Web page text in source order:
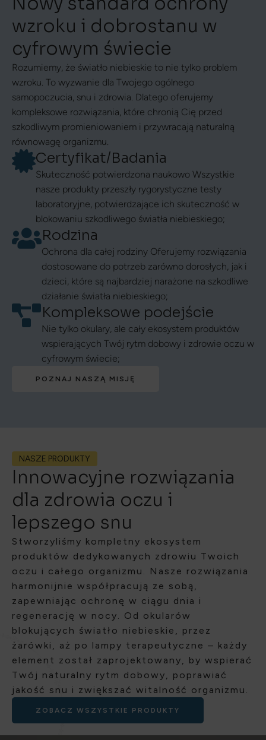
wzroku i dobrostanu w
cyfrowym świecie
Rozumiemy, że światło niebieskie to nie tylko problem
wzroku. To wyzwanie dla Twojego ogólnego
samopoczucia, snu i zdrowia. Dlatego oferujemy
kompleksowe rozwiązania, które chronią Cię przed
szkodliwym promieniowaniem i przywracają naturalną
równowagę organizmu.
Certyfikat/Badania
Skuteczność potwierdzona naukowo Wszystkie
nasze produkty przeszły rygorystyczne testy
laboratoryjne, potwierdzające ich skuteczność w
blokowaniu szkodliwego światła niebieskiego;
Rodzina
Ochrona dla całej rodziny Oferujemy rozwiązania
dostosowane do potrzeb zarówno dorosłych, jak i
dzieci, które są najbardziej narażone na szkodliwe
działanie światła niebieskiego;
Kompleksowe podejście
Nie tylko okulary, ale cały ekosystem produktów
wspierających Twój rytm dobowy i zdrowie oczu w
cyfrowym świecie;
POZNAJ NASZĄ MISJĘ
NASZE PRODUKTY
Innowacyjne rozwiązania
dla zdrowia oczu i
lepszego snu
Stworzyliśmy kompletny ekosystem
produktów dedykowanych zdrowiu Twoich
oczu i całego organizmu. Nasze rozwiązania
harmonijnie współpracują ze sobą,
zapewniając ochronę w ciągu dnia i
regenerację w nocy. Od okularów
blokujących światło niebieskie, przez
żarówki, aż po lampy terapeutyczne – każdy
element został zaprojektowany, by wspierać
Twój naturalny rytm dobowy, poprawiać
jakość snu i zwiększać witalność organizmu.
ZOBACZ WSZYSTKIE PRODUKTY